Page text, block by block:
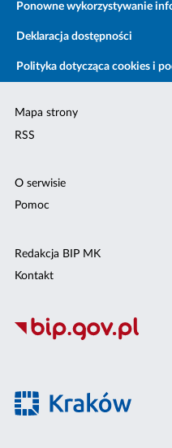
Ponowne wykorzystywanie
Deklaracja dostępności
Polityka dotycząca cookies i
Mapa strony
RSS
O serwisie
Pomoc
Redakcja BIP MK
Kontakt